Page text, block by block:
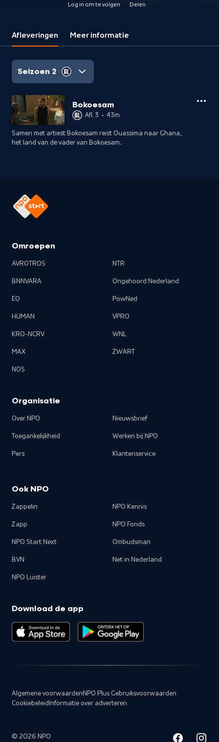
Log in om te volgen Delen
Afleveringen Meer informatie
Seizoen 2
Bokoesam
Afl. 3 • 43m
Samen met artiest Bokoesam reist Ouassima naar Ghana,
het land van de vader van Bokoesam.
Omroepen
AVROTROS
BNNVARA
EO
HUMAN
KRO-NCRV
MAX
NOS
NTR
Ongehoord Nederland
PowNed
VPRO
WNL
ZWART
Organisatie
Over NPO
Toegankelijkheid
Pers
Nieuwsbrief
Werken bij NPO
Klantenservice
Ook NPO
Zappelin
Zapp
NPO Start Next
BVN
NPO Luister
NPO Kennis
NPO Fonds
Ombudsman
Net in Nederland
Download de app
Algemene voorwaarden NPO Plus Gebruiksvoorwaarden
Cookiebeleid Informatie over adverteren
© 2026 NPO